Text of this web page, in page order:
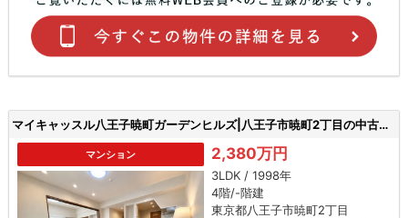
マイキャッスル八王子暁町ガーデンヒルズ|八王子市暁町2丁目の中古マンション
マンション 2,380万円
3LDK / 1998年
4階/-階建
東京都八王子市暁町2丁目